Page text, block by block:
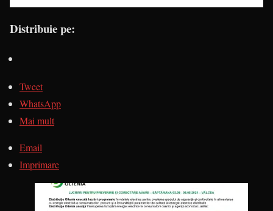
Distribuie pe:
Tweet
WhatsApp
Mai mult
Email
Imprimare